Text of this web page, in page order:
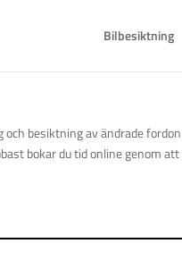
Bilbesiktning
besiktning av ändrade
bokar du tid online genom